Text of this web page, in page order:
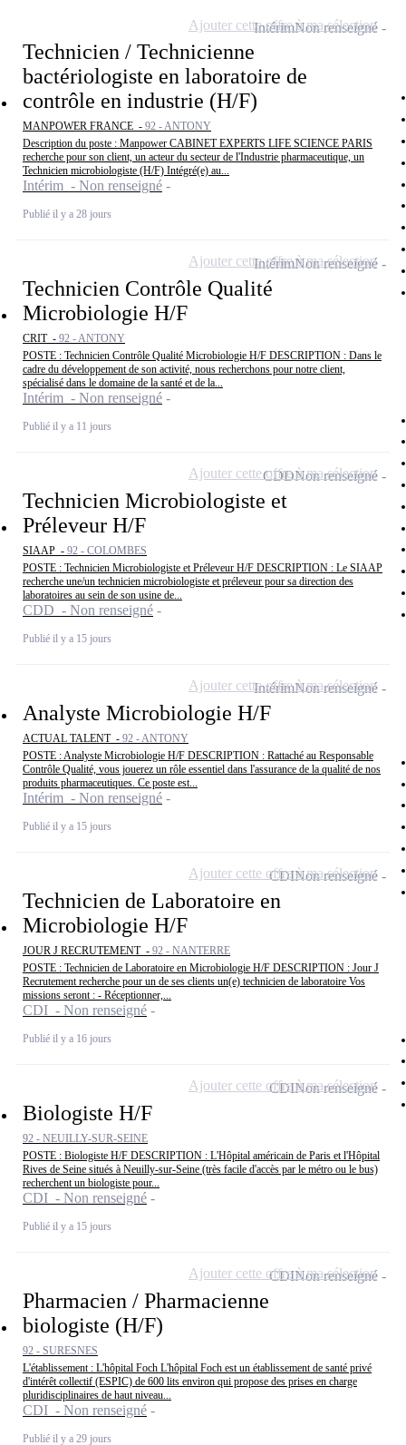
Technicien / Technicienne
bactériologiste en laboratoire de
contrôle en industrie (H/F)
MANPOWER FRANCE - 92 - ANTONY
Description du poste : Manpower CABINET EXPERTS LIFE SCIENCE PARIS
recherche pour son client, un acteur du secteur de l'Industrie pharmaceutique, un
Technicien microbiologiste (H/F) Intégré(e) au...
Intérim - Non renseigné
Publié il y a 28 jours
IntérimNon renseigné
Ajouter cette offre à ma sélection
Technicien Contrôle Qualité
Microbiologie H/F
CRIT - 92 - ANTONY
POSTE : Technicien Contrôle Qualité Microbiologie H/F DESCRIPTION : Dans le
cadre du développement de son activité, nous recherchons pour notre client,
spécialisé dans le domaine de la santé et de la...
Intérim - Non renseigné
Publié il y a 11 jours
IntérimNon renseigné
Ajouter cette offre à ma sélection
Technicien Microbiologiste et
Préleveur H/F
SIAAP - 92 - COLOMBES
POSTE : Technicien Microbiologiste et Préleveur H/F DESCRIPTION : Le SIAAP
recherche une/un technicien microbiologiste et préleveur pour sa direction des
laboratoires au sein de son usine de...
CDD - Non renseigné
Publié il y a 15 jours
CDDNon renseigné
Ajouter cette offre à ma sélection
Analyste Microbiologie H/F
ACTUAL TALENT - 92 - ANTONY
POSTE : Analyste Microbiologie H/F DESCRIPTION : Rattaché au Responsable
Contrôle Qualité, vous jouerez un rôle essentiel dans l'assurance de la qualité de nos
produits pharmaceutiques. Ce poste est...
Intérim - Non renseigné
Publié il y a 15 jours
IntérimNon renseigné
Ajouter cette offre à ma sélection
Technicien de Laboratoire en
Microbiologie H/F
JOUR J RECRUTEMENT - 92 - NANTERRE
POSTE : Technicien de Laboratoire en Microbiologie H/F DESCRIPTION : Jour J
Recrutement recherche pour un de ses clients un(e) technicien de laboratoire Vos
missions seront : - Réceptionner,...
CDI - Non renseigné
Publié il y a 16 jours
CDINon renseigné
Ajouter cette offre à ma sélection
Biologiste H/F
92 - NEUILLY-SUR-SEINE
POSTE : Biologiste H/F DESCRIPTION : L'Hôpital américain de Paris et l'Hôpital
Rives de Seine situés à Neuilly-sur-Seine (très facile d'accès par le métro ou le bus)
recherchent un biologiste pour...
CDI - Non renseigné
Publié il y a 15 jours
CDINon renseigné
Ajouter cette offre à ma sélection
Pharmacien / Pharmacienne
biologiste (H/F)
92 - SURESNES
L'établissement : L'hôpital Foch L'hôpital Foch est un établissement de santé privé
d'intérêt collectif (ESPIC) de 600 lits environ qui propose des prises en charge
pluridisciplinaires de haut niveau...
CDI - Non renseigné
Publié il y a 29 jours
CDINon renseigné
Ajouter cette offre à ma sélection